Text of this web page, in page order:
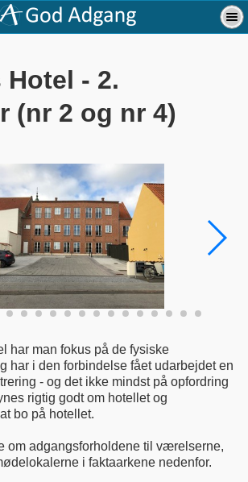
- 2.
(nr 2 og nr 4)
har man fokus på de fysiske
har i den forbindelse fået udarbejdet en
- og det ikke mindst på opfordring
rigtig godt om hotellet og
bo på hotellet.
om adgangsforholdene til værelserne,
i faktaarkene nedenfor.